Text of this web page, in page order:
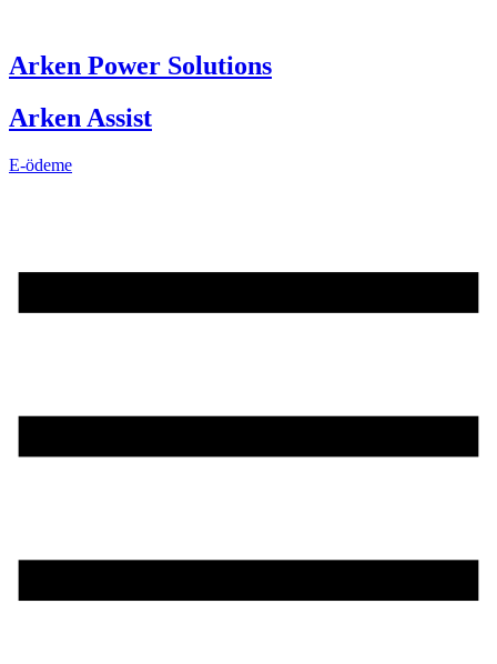
content
Arken Power Solutions
Arken Assist
E-ödeme